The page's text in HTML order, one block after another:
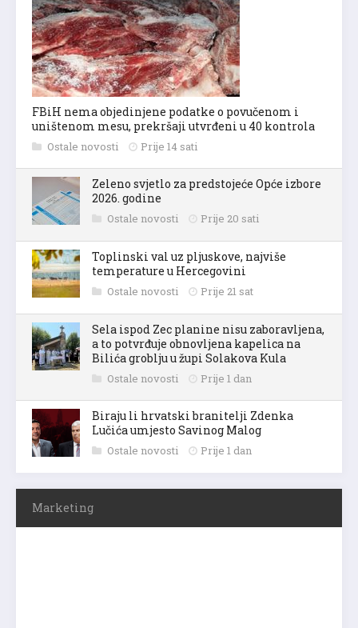
FBiH nema objedinjene podatke o povučenom i
uništenom mesu, prekršaji utvrđeni u 40 kontrola
Ostale novosti Prije 14 sati
Zeleno svjetlo za predstojeće Opće izbore
2026. godine
Ostale novosti Prije 20 sati
Toplinski val uz pljuskove, najviše
temperature u Hercegovini
Ostale novosti Prije 21 sat
Sela ispod Zec planine nisu zaboravljena,
a to potvrđuje obnovljena kapelica na
Bilića groblju u župi Solakova Kula
Ostale novosti Prije 1 dan
Biraju li hrvatski branitelji Zdenka
Lučića umjesto Savinog Malog
Ostale novosti Prije 1 dan
Marketing